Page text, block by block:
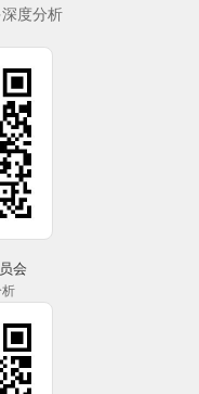
度分析
会